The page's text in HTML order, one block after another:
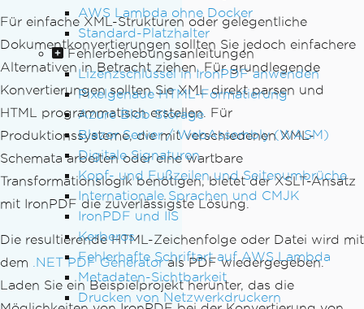
AWS Lambda ohne Docker
Standard-Platzhalter
Fehlerbehebungsanleitungen
Lizenzschlüssel in IronPDF anwenden
Pixelgenaue HTML-Formatierung
Azure Blob Storage
Blazor Server / WebAssembly (WASM)
Digitale Signaturen
Kopf- und Fußzeilen und Seitenumbrüche
Internationale Sprachen und CMJK
IronPDF und IIS
Kerberos
Fehlerhafte Schriftart auf AWS Lambda
Metadaten-Sichtbarkeit
Drucken von Netzwerkdruckern
Für einfache XML-Strukturen oder gelegentliche
Dokumentkonvertierungen sollten Sie jedoch einfachere
Alternativen in Betracht ziehen. Für grundlegende
Konvertierungen sollten Sie XML direkt parsen und
HTML programmatisch erstellen. Für
Produktionssysteme, die mit verschiedenen XML-
Schemata arbeiten oder eine wartbare
Transformationslogik benötigen, bietet der XSLT-Ansatz
mit IronPDF die zuverlässigste Lösung.
Die resultierende HTML-Zeichenfolge oder Datei wird mit
dem .NET PDF Generatorals PDF wiedergegeben.
Laden Sie ein Beispielprojekt herunter, das die